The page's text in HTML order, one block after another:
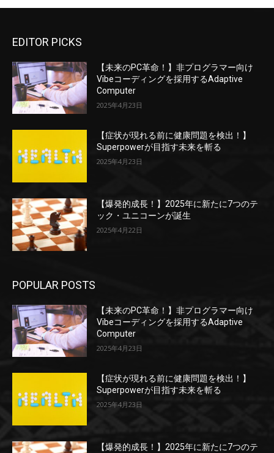
EDITOR PICKS
【未来のPC革命！】非プログラマー向け
Vibeコーディングを採用するAdaptive
Computer
2025年4月23日
【症状が現れる前に健康問題を検出！】
Superpowerが目指す未来を斬る
2025年4月23日
【爆発的成長！】2025年に新たに7つのテ
ック・ユニコーンが誕生
2025年4月22日
POPULAR POSTS
【未来のPC革命！】非プログラマー向け
Vibeコーディングを採用するAdaptive
Computer
2025年4月23日
【症状が現れる前に健康問題を検出！】
Superpowerが目指す未来を斬る
2025年4月23日
【爆発的成長！】2025年に新たに7つのテ